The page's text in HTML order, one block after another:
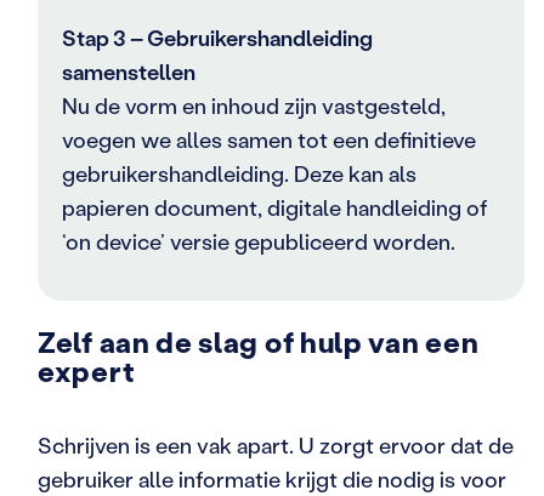
Stap 3 – Gebruikershandleiding
samenstellen
Nu de vorm en inhoud zijn vastgesteld,
voegen we alles samen tot een definitieve
gebruikershandleiding. Deze kan als
papieren document, digitale handleiding of
‘on device’ versie gepubliceerd worden.
Zelf aan de slag of hulp van een
expert
Schrijven is een vak apart. U zorgt ervoor dat de
gebruiker alle informatie krijgt die nodig is voor